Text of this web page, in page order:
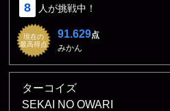
8 人が挑戦中！
現在の
最高得点
91.629点
みかん
ターコイズ
SEKAI NO OWARI